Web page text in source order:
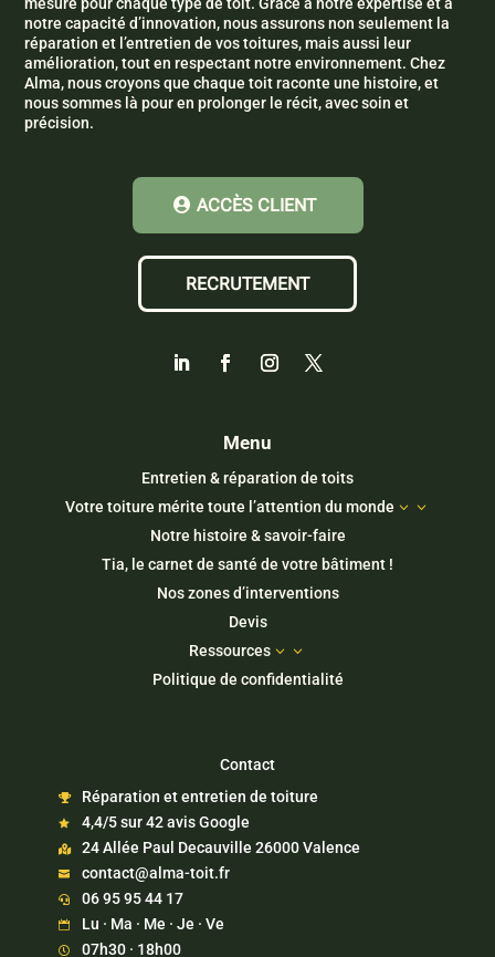
notre capacité d’innovation, nous assurons non seulement la
réparation et l’entretien de vos toitures, mais aussi leur
amélioration, tout en respectant notre environnement. Chez
Alma, nous croyons que chaque toit raconte une histoire, et
nous sommes là pour en prolonger le récit, avec soin et
précision.
ACCÈS CLIENT
RECRUTEMENT
Menu
Entretien & réparation de toits
Votre toiture mérite toute l’attention du monde
3
Notre histoire & savoir-faire
Tia, le carnet de santé de votre bâtiment !
Nos zones d’interventions
Devis
Ressources
3
Politique de confidentialité
Contact
 Réparation et entretien de toiture
 4,4/5 sur 42 avis Google
 24 Allée Paul Decauville 26000 Valence
 contact@alma-toit.fr
 06 95 95 44 17
 Lu · Ma · Me · Je · Ve
 07h30 · 18h00